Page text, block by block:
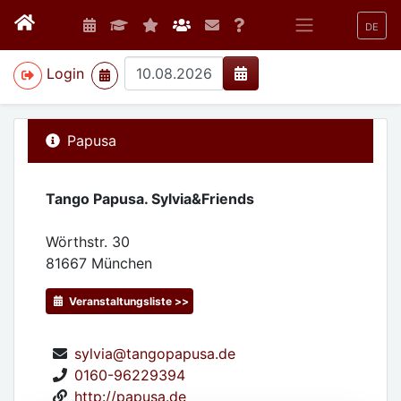
DE
Login
>
Papusa
Tango Papusa. Sylvia&Friends
Wörthstr. 30
81667 München
Veranstaltungsliste >>
sylvia@tangopapusa.de
0160-96229394
http://papusa.de